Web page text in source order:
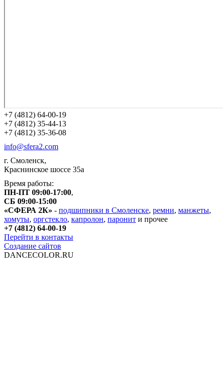
+7 (4812) 64-00-19
+7 (4812) 35-44-13
+7 (4812) 35-36-08
info@sfera2.com
г. Смоленск,
Краснинское шоссе 35а
Время работы:
ПН-ПТ 09:00-17:00,
СБ 09:00-15:00
«СФЕРА 2К» - подшипники в Смоленске, ремни, манжеты,
хомуты, оргстекло, капролон, паронит и прочее
+7 (4812) 64-00-19
Перейти в контакты
Создание сайтов
DANCECOLOR.RU